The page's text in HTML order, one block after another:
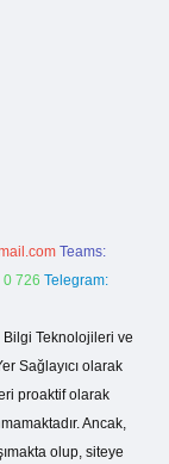
Teams:
0 726 Telegram:
Bilgi Teknolojileri ve
Sağlayıcı olarak
proaktif olarak
Ancak,
olup, siteye